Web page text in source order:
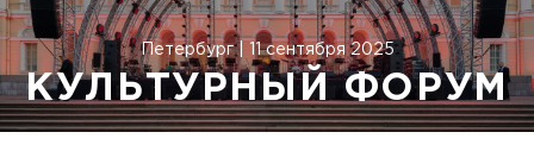
Петербург | 11 сентября 2025
КУЛЬТУРНЫЙ ФОРУМ